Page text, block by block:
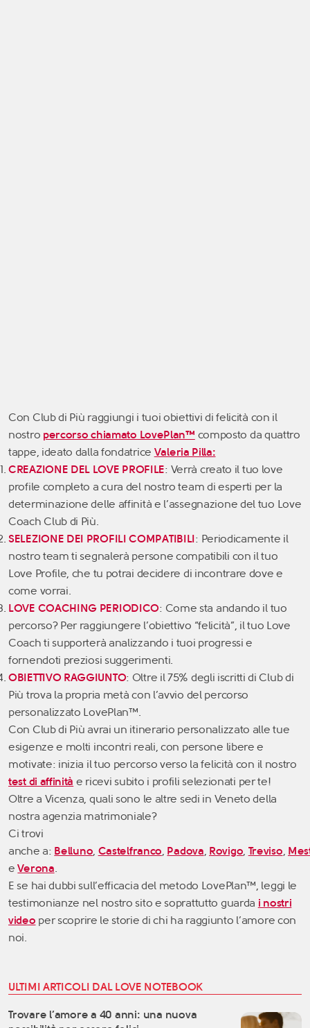
Con Club di Più raggiungi i tuoi obiettivi di felicità con il
nostro percorso chiamato LovePlan™ composto da quattro
tappe, ideato dalla fondatrice Valeria Pilla:
CREAZIONE DEL LOVE PROFILE: Verrà creato il tuo love
profile completo a cura del nostro team di esperti per la
determinazione delle affinità e l’assegnazione del tuo Love
Coach Club di Più.
SELEZIONE DEI PROFILI COMPATIBILI: Periodicamente il
nostro team ti segnalerà persone compatibili con il tuo
Love Profile, che tu potrai decidere di incontrare dove e
come vorrai.
LOVE COACHING PERIODICO: Come sta andando il tuo
percorso? Per raggiungere l’obiettivo “felicità”, il tuo Love
Coach ti supporterà analizzando i tuoi progressi e
fornendoti preziosi suggerimenti.
OBIETTIVO RAGGIUNTO: Oltre il 75% degli iscritti di Club di
Più trova la propria metà con l’avvio del percorso
personalizzato LovePlan™.
Con Club di Più avrai un itinerario personalizzato alle tue
esigenze e molti incontri reali, con persone libere e
motivate: inizia il tuo percorso verso la felicità con il nostro
test di affinità e ricevi subito i profili selezionati per te!
Oltre a Vicenza, quali sono le altre sedi in Veneto della
nostra agenzia matrimoniale?
Ci trovi
anche a: Belluno, Castelfranco, Padova, Rovigo, Treviso,
eVerona.
E se hai dubbi sull’efficacia del metodo LovePlan™, leggi le
testimonianze nel nostro sito e soprattutto guarda i nostri
video per scoprire le storie di chi ha raggiunto l’amore con
noi.
ULTIMI ARTICOLI DAL LOVE NOTEBOOK
Trovare l’amore a 40 anni: una nuova